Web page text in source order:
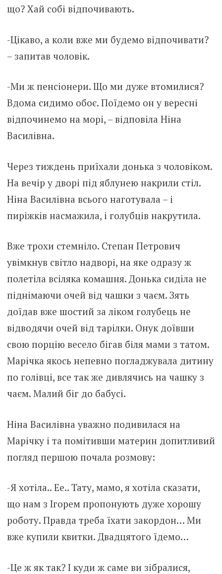
що? Хай собі відпочивають.
-Цікаво, а коли вже ми будемо відпочивати?
– запитав чоловік.
-Ми ж пенсіонери. Що ми дуже втомилися?
Вдома сидимо обоє. Поїдемо он у вересні
відпочинемо на морі, – відповіла Ніна
Василівна.
Через тиждень приїхали донька з чоловіком.
На вечір у дворі під яблунею накрили стіл.
Ніна Василівна всього наготувала – і
пиріжків насмажила, і голубців накрутила.
Вже трохи стемніло. Степан Петрович
увімкнув світло надворі, на яке одразу ж
полетіла всіляка комашня. Донька сиділа не
піднімаючи очей від чашки з чаєм. Зять
доїдав вже шостий за ліком голубець не
відводячи очей від тарілки. Онук доївши
свою порцію весело бігав біля мами з татом.
Марічка якось непевно погладжувала дитину
по голівці, все так же дивлячись на чашку з
чаєм. Малий біг до бабусі.
Ніна Василівна уважно подивилася на
Марічку і та помітивши материн допитливий
погляд першою почала розмову:
-Я хотіла.. Ее.. Тату, мамо, я хотіла сказати,
що нам з Ігорем пропонують дуже хорошу
роботу. Правда треба їхати закордон… Ми
вже купили квитки. Двадцятого їдемо…
-Це ж як так? І куди ж саме ви зібралися,